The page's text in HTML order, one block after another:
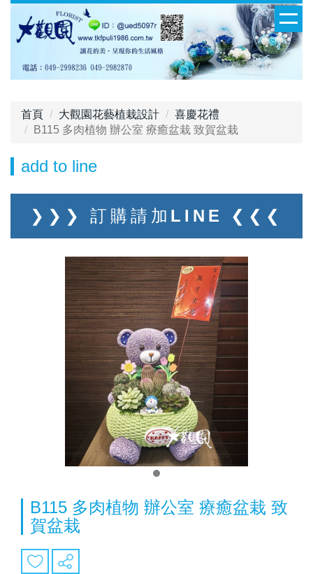
首頁 大觀園花藝植栽設計
喜慶花禮
B115 多肉植物 辦公室 療癒盆栽 致賀盆栽
add to line
❯❯❯ 訂購請加LINE ❮❮❮
B115 多肉植物 辦公室 療癒盆栽 致
賀盆栽